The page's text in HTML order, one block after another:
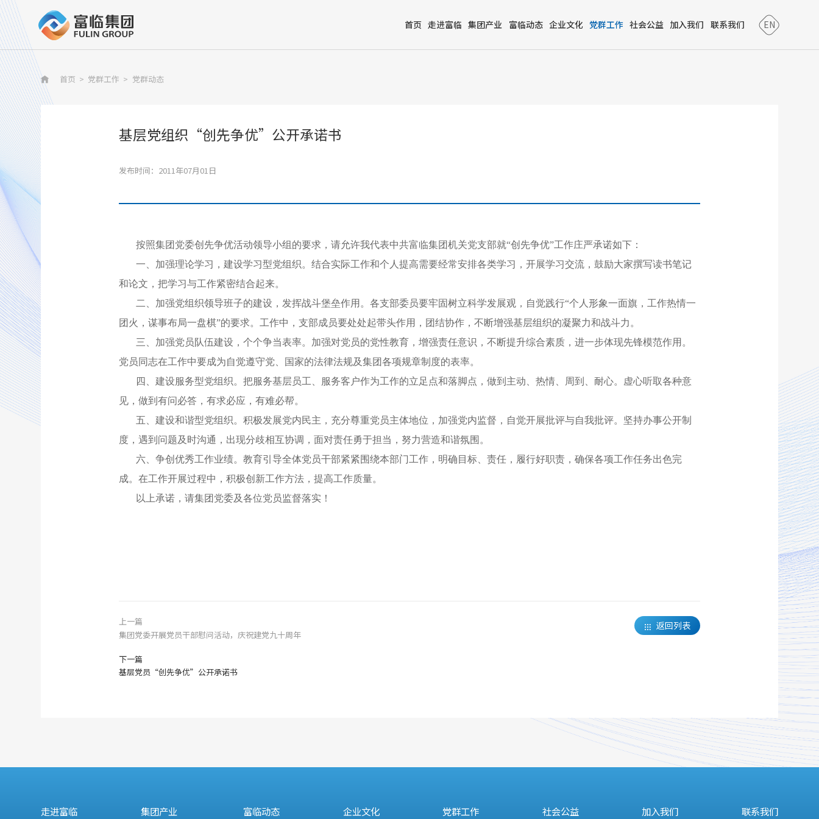
首页 走进富临 集团产业 富临动态 企业文化 党群工作 社会公益 加入我们 联系我们 EN
 首页 > 党群工作 > 党群动态
基层党组织“创先争优”公开承诺书
发布时间：2011年07月01日
按照集团党委创先争优活动领导小组的要求，请允许我代表中共富临集团机关党支部就“创先争优”工作庄严承诺如下：
一、加强理论学习，建设学习型党组织。结合实际工作和个人提高需要经常安排各类学习，开展学习交流，鼓励大家撰写读书笔记
和论文，把学习与工作紧密结合起来。
二、加强党组织领导班子的建设，发挥战斗堡垒作用。各支部委员要牢固树立科学发展观，自觉践行“个人形象一面旗，工作热情一
团火，谋事布局一盘棋”的要求。工作中，支部成员要处处起带头作用，团结协作，不断增强基层组织的凝聚力和战斗力。
三、加强党员队伍建设，个个争当表率。加强对党员的党性教育，增强责任意识，不断提升综合素质，进一步体现先锋模范作用。
党员同志在工作中要成为自觉遵守党、国家的法律法规及集团各项规章制度的表率。
四、建设服务型党组织。把服务基层员工、服务客户作为工作的立足点和落脚点，做到主动、热情、周到、耐心。虚心听取各种意
见，做到有问必答，有求必应，有难必帮。
五、建设和谐型党组织。积极发展党内民主，充分尊重党员主体地位，加强党内监督，自觉开展批评与自我批评。坚持办事公开制
度，遇到问题及时沟通，出现分歧相互协调，面对责任勇于担当，努力营造和谐氛围。
六、争创优秀工作业绩。教育引导全体党员干部紧紧围绕本部门工作，明确目标、责任，履行好职责，确保各项工作任务出色完
成。在工作开展过程中，积极创新工作方法，提高工作质量。
以上承诺，请集团党委及各位党员监督落实！
上一篇
集团党委开展党员干部慰问活动，庆祝建党九十周年
下一篇
基层党员“创先争优”公开承诺书
 返回列表
走进富临 集团产业 富临动态 企业文化 党群工作 社会公益 加入我们 联系我们